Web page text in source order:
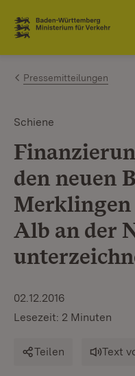
Zum Inhalt
Link zur Startseite
Pressemitteilungen
Schiene
den neuen
Merklingen
Alb an der
02.12.2016
Lesezeit: 2 Minuten
Teilen Text